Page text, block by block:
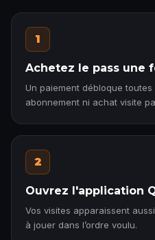
1
Achetez le pass une
Un paiement débloque
abonnement ni achat visite
2
Ouvrez l'application
Vos visites apparaissent
à jouer dans l’ordre voulu.